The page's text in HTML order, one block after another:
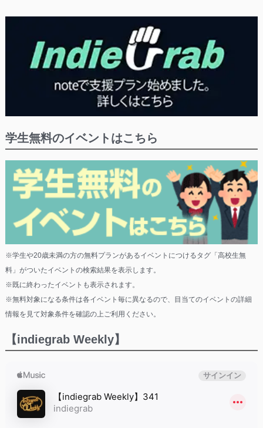
学生無料のイベントはこちら
※学生や20歳未満の方の無料プランがあるイベントにつけるタグ「高校生無
料」がついたイベントの検索結果を表示します。
※既に終わったイベントも表示されます。
※無料対象になる条件は各イベント毎に異なるので、目当てのイベントの詳細
情報を見て対象条件を確認の上ご利用ください。
【indiegrab Weekly】